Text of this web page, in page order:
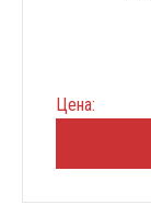
Цена: